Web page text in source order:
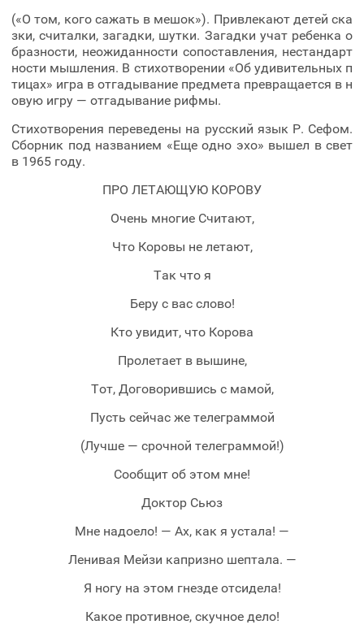
(«О том, кого сажать в мешок»). Привлекают детей ска
зки, считалки, загадки, шутки. Загадки учат ребенка о
бразности, неожиданности сопоставления, нестандарт
ности мышления. В стихотворении «Об удивительных п
тицах» игра в отгадывание предмета превращается в н
овую игру — отгадывание рифмы.
Стихотворения переведены на русский язык Р. Сефом.
Сборник под названием «Еще одно эхо» вышел в свет
в 1965 году.
ПРО ЛЕТАЮЩУЮ КОРОВУ
Очень многие Считают,
Что Коровы не летают,
Так что я
Беру с вас слово!
Кто увидит, что Корова
Пролетает в вышине,
Тот, Договорившись с мамой,
Пусть сейчас же телеграммой
(Лучше — срочной телеграммой!)
Сообщит об этом мне!
Доктор Сьюз
Мне надоело! — Ах, как я устала! —
Ленивая Мейзи капризно шептала. —
Я ногу на этом гнезде отсидела!
Какое противное, скучное дело!